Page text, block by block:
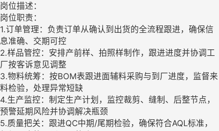
岗位描述：
岗位职责：
1.订单管理：负责订单从确认到出货的全流程跟进，确保信
息准确、交期可控
2.样品管控：安排产前样、拍照样制作，跟进进度并协调工
厂按客诉意见调整
3.物料统筹：按BOM表跟进面辅料采购与到厂进度，监督来
料检验，处理异常短缺
4.生产监控：制定生产计划，监控裁剪、缝制、后整节点，
预警延期风险并协调解决瓶颈
5.质量把关：跟进QC中期/尾期检验，确保符合AQL标准，